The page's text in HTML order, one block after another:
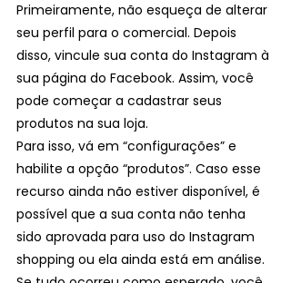
Primeiramente, não esqueça de alterar
seu perfil para o comercial. Depois
disso, vincule sua conta do Instagram à
sua página do Facebook. Assim, você
pode começar a cadastrar seus
produtos na sua loja.
Para isso, vá em “configurações” e
habilite a opção “produtos”. Caso esse
recurso ainda não estiver disponível, é
possível que a sua conta não tenha
sido aprovada para uso do Instagram
shopping ou ela ainda está em análise.